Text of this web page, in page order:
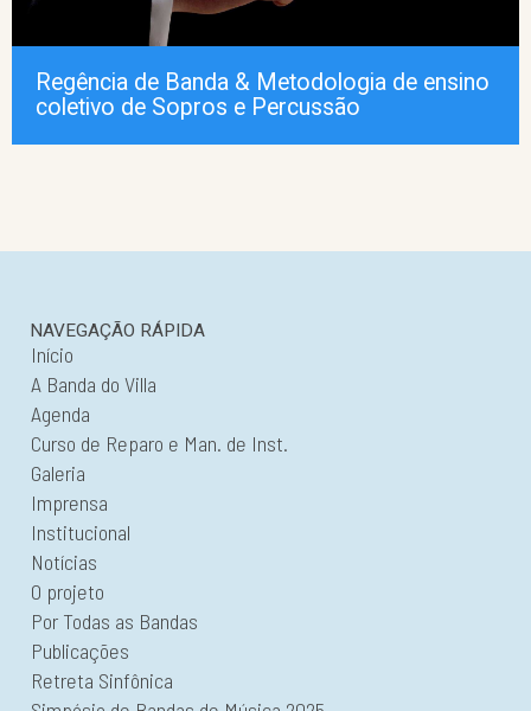
Regência de Banda & Metodologia de ensino
coletivo de Sopros e Percussão
NAVEGAÇÃO RÁPIDA
Início
A Banda do Villa
Agenda
Curso de Reparo e Man. de Inst.
Galeria
Imprensa
Institucional
Notícias
O projeto
Por Todas as Bandas
Publicações
Retreta Sinfônica